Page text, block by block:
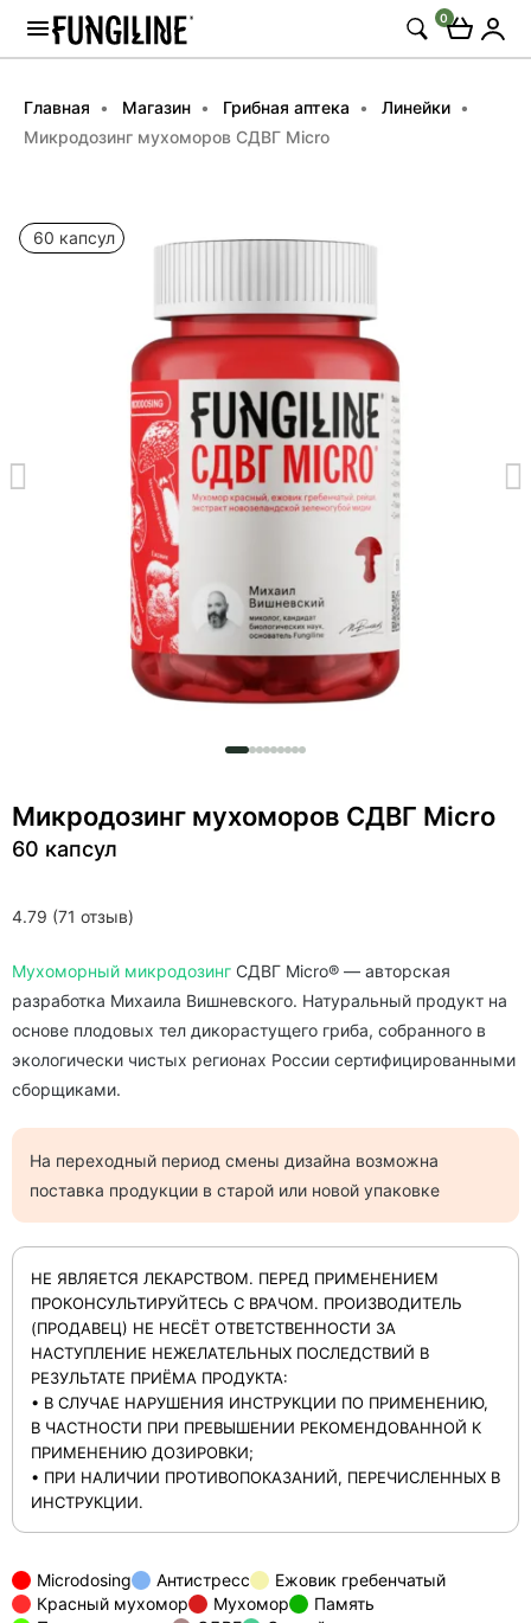
0
Главная Магазин Грибная аптека
Линейки
Микродозинг мухоморов СДВГ Micro
60 капсул
4.79 (71 отзыв)
Микродозинг мухоморов СДВГ Micro
60 капсул
Мухоморный микродозинг СДВГ Micro® — авторская
разработка Михаила Вишневского. Натуральный продукт на
основе плодовых тел дикорастущего гриба, собранного в
экологически чистых регионах России сертифицированными
сборщиками.
На переходный период смены дизайна возможна
поставка продукции в старой или новой упаковке
НЕ ЯВЛЯЕТСЯ ЛЕКАРСТВОМ. ПЕРЕД ПРИМЕНЕНИЕМ
ПРОКОНСУЛЬТИРУЙТЕСЬ С ВРАЧОМ. ПРОИЗВОДИТЕЛЬ
(ПРОДАВЕЦ) НЕ НЕСЁТ ОТВЕТСТВЕННОСТИ ЗА
НАСТУПЛЕНИЕ НЕЖЕЛАТЕЛЬНЫХ ПОСЛЕДСТВИЙ В
РЕЗУЛЬТАТЕ ПРИЁМА ПРОДУКТА:
• В СЛУЧАЕ НАРУШЕНИЯ ИНСТРУКЦИИ ПО ПРИМЕНЕНИЮ,
В ЧАСТНОСТИ ПРИ ПРЕВЫШЕНИИ РЕКОМЕНДОВАННОЙ К
ПРИМЕНЕНИЮ ДОЗИРОВКИ;
• ПРИ НАЛИЧИИ ПРОТИВОПОКАЗАНИЙ, ПЕРЕЧИСЛЕННЫХ В
ИНСТРУКЦИИ.
Microdosing Антистресс
Ежовик гребенчатый
Красный мухомор
Мухомор
Память